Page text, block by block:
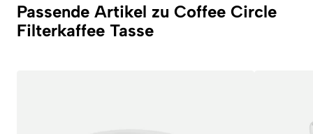
Passende Artikel zu Coffee Circle
Filterkaffee Tasse